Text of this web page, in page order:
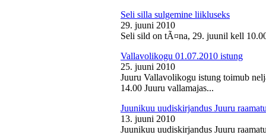
Seli silla sulgemine liikluseks
29. juuni 2010
Seli sild on tÃ¤na, 29. juunil kell
Vallavolikogu 01.07.2010 istung
25. juuni 2010
Juuru Vallavolikogu istung toimub
14.00 Juuru vallamajas...
Juunikuu uudiskirjandus Juuru
13. juuni 2010
Juunikuu uudiskirjandus Juuru